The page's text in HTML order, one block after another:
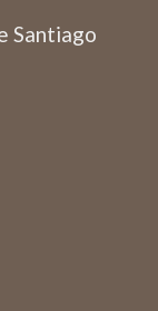
Santiago